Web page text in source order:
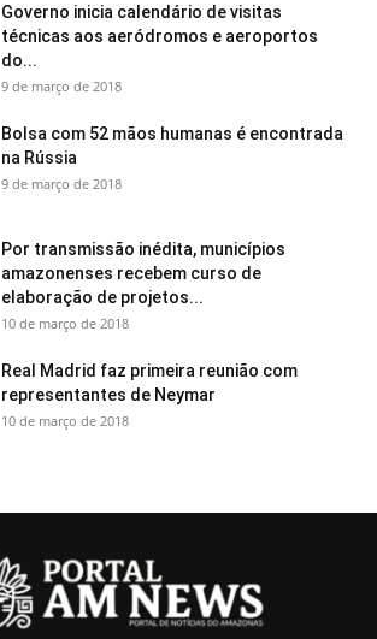
Governo inicia calendário de visitas
técnicas aos aeródromos e aeroportos
do...
9 de março de 2018
Bolsa com 52 mãos humanas é encontrada
na Rússia
9 de março de 2018
Por transmissão inédita, municípios
amazonenses recebem curso de
elaboração de projetos...
10 de março de 2018
Real Madrid faz primeira reunião com
representantes de Neymar
10 de março de 2018